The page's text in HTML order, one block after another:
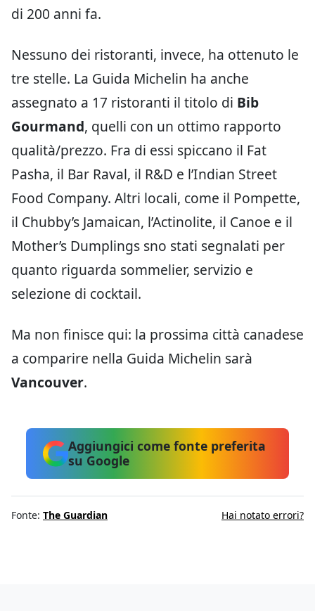
di 200 anni fa.
Nessuno dei ristoranti, invece, ha ottenuto le
tre stelle. La Guida Michelin ha anche
assegnato a 17 ristoranti il titolo di Bib
Gourmand, quelli con un ottimo rapporto
qualità/prezzo. Fra di essi spiccano il Fat
Pasha, il Bar Raval, il R&D e l’Indian Street
Food Company. Altri locali, come il Pompette,
il Chubby’s Jamaican, l’Actinolite, il Canoe e il
Mother’s Dumplings sno stati segnalati per
quanto riguarda sommelier, servizio e
selezione di cocktail.
Ma non finisce qui: la prossima città canadese
a comparire nella Guida Michelin sarà
Vancouver.
Aggiungici come fonte preferita
su Google
Fonte: The Guardian Hai notato errori?